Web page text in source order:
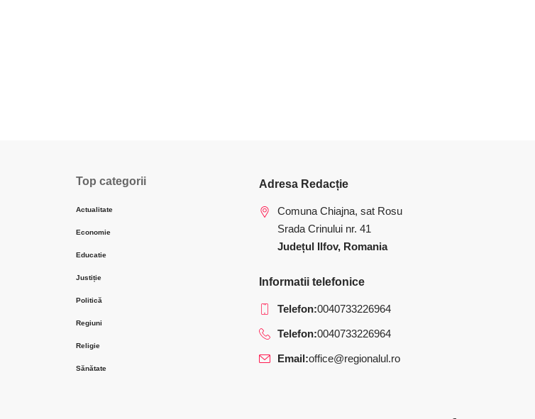
Top categorii
Actualitate
Economie
Educatie
Justiție
Politică
Regiuni
Religie
Sănătate
Adresa Redacție
Comuna Chiajna, sat Rosu
Srada Crinului nr. 41
Județul Ilfov, Romania
Informatii telefonice
Telefon:0040733226964
Telefon:0040733226964
Email:office@regionalul.ro